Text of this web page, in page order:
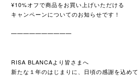
¥10%オフで商品をお買い上げいただける
キャンペーンについてのお知らせです！
━━━━━━━━━━
RISA BLANCAより皆さまへ
新たな１年のはじまりに、日頃の感謝を込めて